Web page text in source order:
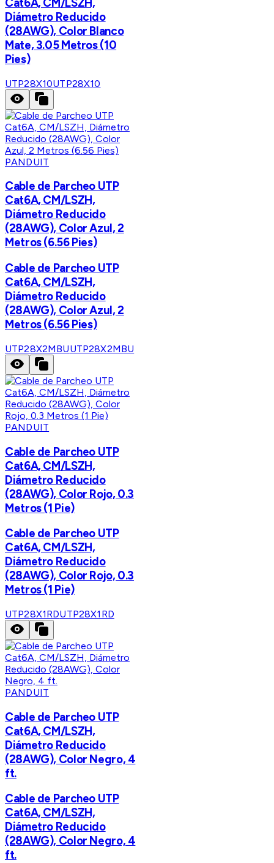
Diámetro Reducido
(28AWG), Color Blanco
Mate, 3.05 Metros (10
Pies)
UTP28X10UTP28X10
PANDUIT
Cable de Parcheo UTP
Cat6A, CM/LSZH,
Diámetro Reducido
(28AWG), Color Azul, 2
Metros (6.56 Pies)
Cable de Parcheo UTP
Cat6A, CM/LSZH,
Diámetro Reducido
(28AWG), Color Azul, 2
Metros (6.56 Pies)
UTP28X2MBUUTP28X2MBU
PANDUIT
Cable de Parcheo UTP
Cat6A, CM/LSZH,
Diámetro Reducido
(28AWG), Color Rojo, 0.3
Metros (1 Pie)
Cable de Parcheo UTP
Cat6A, CM/LSZH,
Diámetro Reducido
(28AWG), Color Rojo, 0.3
Metros (1 Pie)
UTP28X1RDUTP28X1RD
PANDUIT
Cable de Parcheo UTP
Cat6A, CM/LSZH,
Diámetro Reducido
(28AWG), Color Negro, 4
ft.
Cable de Parcheo UTP
Cat6A, CM/LSZH,
Diámetro Reducido
(28AWG), Color Negro, 4
ft.